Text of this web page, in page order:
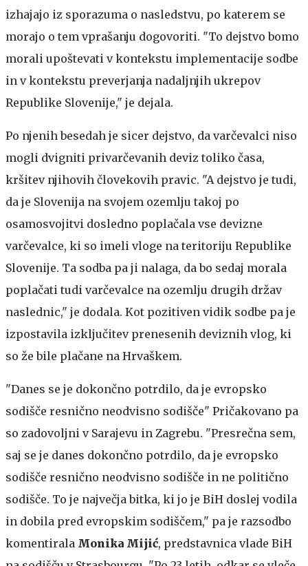
izhajajo iz sporazuma o nasledstvu, po katerem se
morajo o tem vprašanju dogovoriti. "To dejstvo bomo
morali upoštevati v kontekstu implementacije sodbe
in v kontekstu preverjanja nadaljnjih ukrepov
Republike Slovenije," je dejala.
Po njenih besedah je sicer dejstvo, da varčevalci niso
mogli dvigniti privarčevanih deviz toliko časa,
kršitev njihovih človekovih pravic. "A dejstvo je tudi,
da je Slovenija na svojem ozemlju takoj po
osamosvojitvi dosledno poplačala vse devizne
varčevalce, ki so imeli vloge na teritoriju Republike
Slovenije. Ta sodba pa ji nalaga, da bo sedaj morala
poplačati tudi varčevalce na ozemlju drugih držav
naslednic," je dodala. Kot pozitiven vidik sodbe pa je
izpostavila izključitev prenesenih deviznih vlog, ki
so že bile plačane na Hrvaškem.
"Danes se je dokončno potrdilo, da je evropsko
sodišče resnično neodvisno sodišče" Pričakovano pa
so zadovoljni v Sarajevu in Zagrebu. "Presrečna sem,
saj se je danes dokončno potrdilo, da je evropsko
sodišče resnično neodvisno sodišče in ne politično
sodišče. To je največja bitka, ki jo je BiH doslej vodila
in dobila pred evropskim sodiščem," pa je razsodbo
komentirala Monika Mijić, predstavnica vlade BiH